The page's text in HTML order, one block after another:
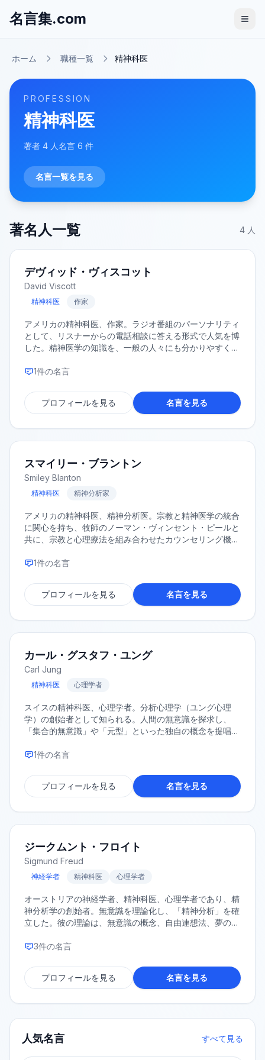
名言集.com
ホーム 職種一覧 精神科医
PROFESSION
精神科医
著者 4 人名言 6 件
名言一覧を見る
著名人一覧 4 人
デヴィッド・ヴィスコット
David Viscott
精神科医 作家
アメリカの精神科医、作家。ラジオ番組のパーソナリティ
として、リスナーからの電話相談に答える形式で人気を博
した。精神医学の知識を、一般の人々にも分かりやすく解
1件の名言
プロフィールを見る 名言を見る
スマイリー・ブラントン
Smiley Blanton
精神科医 精神分析家
アメリカの精神科医、精神分析医。宗教と精神医学の統合
に関心を持ち、牧師のノーマン・ヴィンセント・ピールと
共に、宗教と心理療法を組み合わせたカウンセリング機関
1件の名言
プロフィールを見る 名言を見る
カール・グスタフ・ユング
Carl Jung
精神科医 心理学者
スイスの精神科医、心理学者。分析心理学（ユング心理
学）の創始者として知られる。人間の無意識を探求し、
「集合的無意識」や「元型」といった独自の概念を提唱し
人類学など幅広い分野に影響を与えている。
1件の名言
プロフィールを見る 名言を見る
ジークムント・フロイト
Sigmund Freud
神経学者 精神科医 心理学者
オーストリアの神経学者、精神科医、心理学者であり、精
神分析学の創始者。無意識を理論化し、「精神分析」を確
立した。彼の理論は、無意識の概念、自由連想法、夢の解
をもたらした。
3件の名言
プロフィールを見る 名言を見る
人気名言 すべて見る